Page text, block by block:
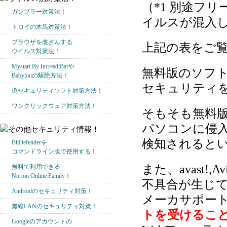
（*1 別途
イルスが混入
上記の表をご
無料版のソフ
セキュリティ
そもそも無料
パソコンに侵
検知されると
また、
不具合が生じ
メーカサポー
トを受けるこ
ガンブラー対策法！
トロイの木馬対策法！
ブラウザを改ざんする
ウイルス対策法！
Mystart By IncreadiBarや
Babylonの駆除方法！
偽セキュリティソフト対策方法！
ワンクリックウェア対策方法！
BitDefenderを
コマンドライン版で使用する！
無料で利用できる
Norton Online Family！
Androidのセキュリティ対策！
無線LANのセキュリティ対策！
Googleのアカウントの